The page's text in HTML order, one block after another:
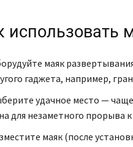
использовать
маяк
гаджета, например,
удачное место —
для незаметного прорыва к
маяк (после